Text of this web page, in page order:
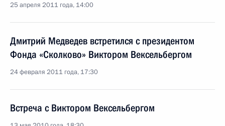
25 апреля 2011 года, 14:00
Дмитрий Медведев встретился с президентом
Фонда «Сколково» Виктором Вексельбергом
24 февраля 2011 года, 17:30
Встреча с Виктором Вексельбергом